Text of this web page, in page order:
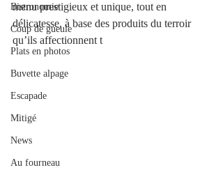
Bistronomie
Coup de gueule
Plats en photos
Buvette alpage
Escapade
Mitigé
News
Au fourneau
menu prestigieux et unique, tout en
délicatesse, à base des produits du terroir
qu’ils affectionnent t